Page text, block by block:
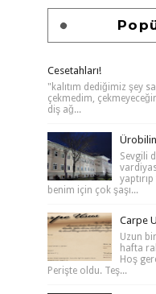
Cesetahları!
"kalıtım dediğimiz şey
çekmedim,
diş ağ...
Sevgili
benim için çok şaşı...
Carpe
Uzun
hafta
Hoş
Perişte oldu. Teş...